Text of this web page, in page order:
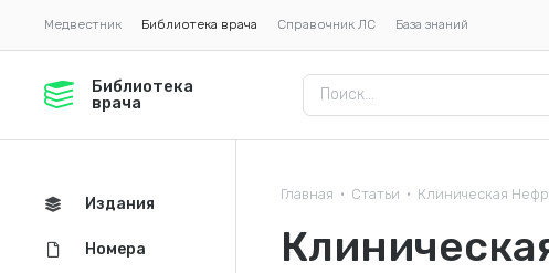
Медвестник Библиотека врача Справочник ЛС База знаний
Библиотека
врача
Главная • Статьи • Клиническая
Издания
Номера